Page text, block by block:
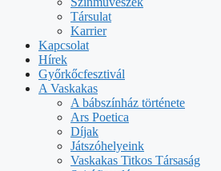
Társulat
Karrier
Kapcsolat
Hírek
Győrkőcfesztivál
A Vaskakas
A bábszínház története
Ars Poetica
Díjak
Játszóhelyeink
Vaskakas Titkos Társaság